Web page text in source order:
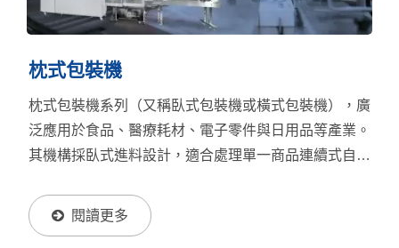
機不僅提升產線效率，穩定的包裝品質更是讓生產效能
提升的關鍵。若想進一步查看更多各式套標機機型詳
情，請點擊下方圖片。
枕式包裝機
枕式包裝機系列（又稱臥式包裝機或橫式包裝機），廣
泛應用於食品、醫療耗材、電子零件與日用品等產業。
其機構採臥式進料設計，適合處理單一商品連續式自動
追求包裝質感的首選封口設備。本系列共有兩種尺寸機
型，包括標準型、迷你型，均提供收縮包裝和非收縮包
閱讀更多